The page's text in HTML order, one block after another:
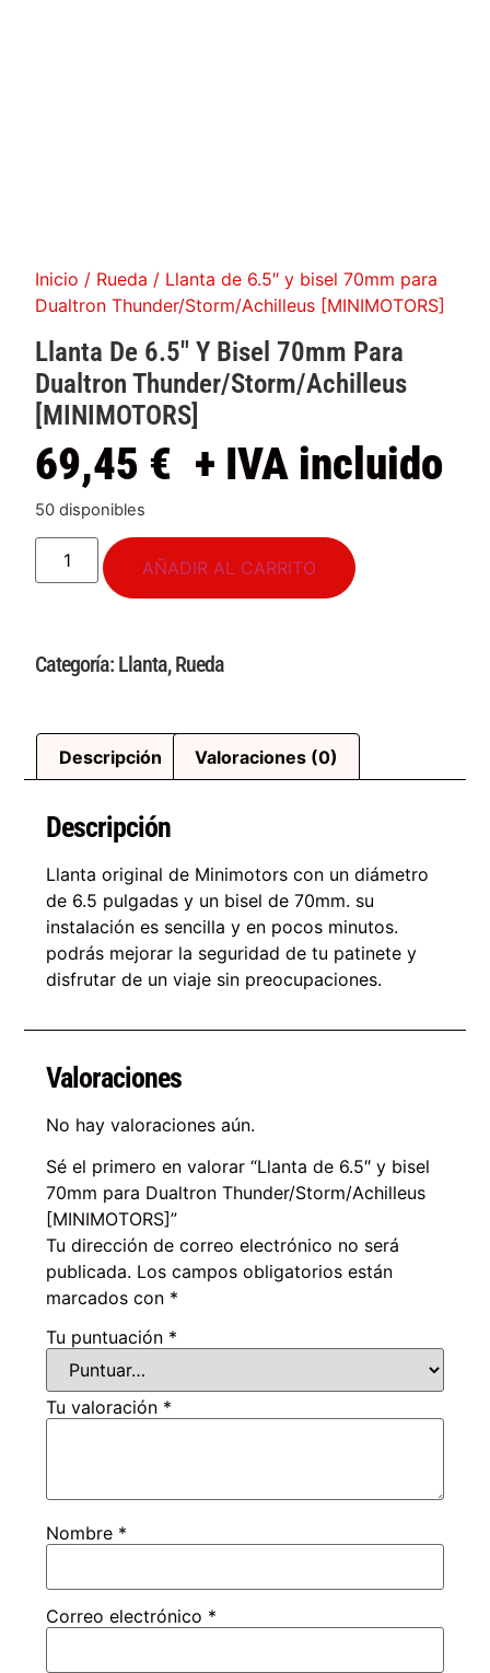
Inicio / Rueda / Llanta de 6.5″ y bisel 70mm para
Dualtron Thunder/Storm/Achilleus [MINIMOTORS]
Llanta De 6.5″ Y Bisel 70mm Para
Dualtron Thunder/Storm/Achilleus
[MINIMOTORS]
69,45 € + IVA incluido
50 disponibles
AÑADIR AL CARRITO
Categoría: Llanta,Rueda
Descripción Valoraciones (0)
Descripción
Llanta original de Minimotors con un diámetro
de 6.5 pulgadas y un bisel de 70mm. su
instalación es sencilla y en pocos minutos.
podrás mejorar la seguridad de tu patinete y
disfrutar de un viaje sin preocupaciones.
Valoraciones
No hay valoraciones aún.
Sé el primero en valorar “Llanta de 6.5″ y bisel
70mm para Dualtron Thunder/Storm/Achilleus
[MINIMOTORS]”
Tu dirección de correo electrónico no será
publicada. Los campos obligatorios están
marcados con *
Tu puntuación *
Tu valoración *
Nombre *
Correo electrónico *